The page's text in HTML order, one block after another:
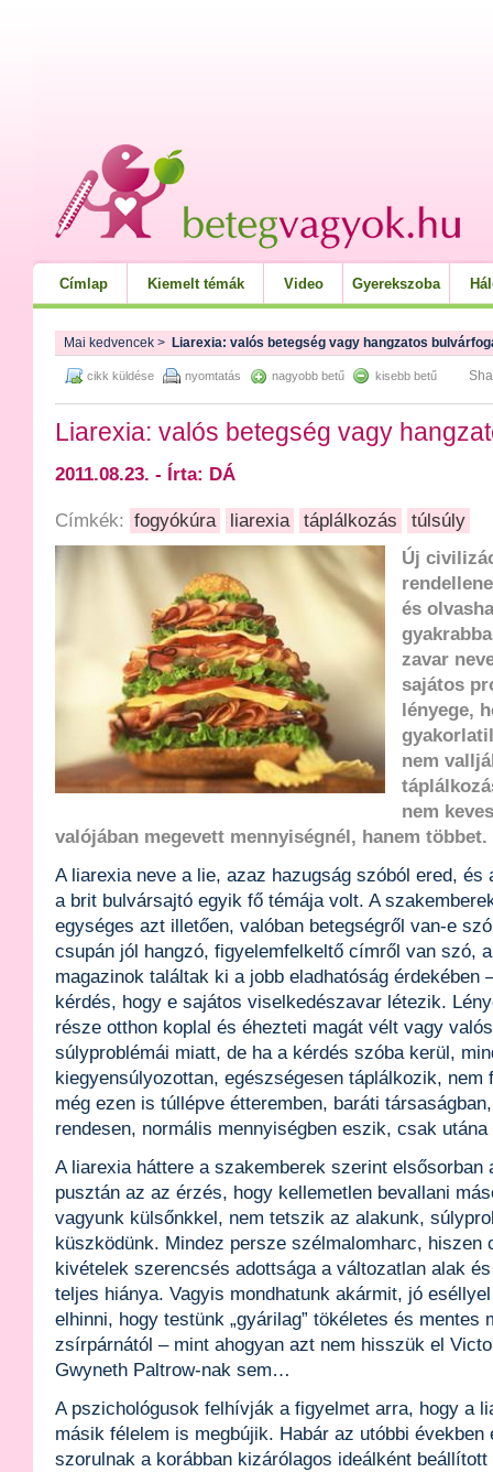
Címlap Kiemelt témák Video Gyerekszoba
Mai kedvencek > Liarexia: valós betegség vagy hangzatos
cikk küldése nyomtatás nagyobb betű kisebb betű
Liarexia: valós betegség vagy
2011.08.23. - Írta: DÁ
Címkék: fogyókúra liarexia táplálkozás
túlsúly
Új
és
zavar
sajátos
lényege,
nem
nem
valójában megevett mennyiségnél, hanem többet.
A liarexia neve a lie, azaz hazugság szóból ered, és
a brit bulvársajtó egyik fő témája volt. A
egységes azt illetően, valóban betegségről van-e
csupán jól hangzó, figyelemfelkeltő címről van szó,
magazinok találtak ki a jobb eladhatóság érdekében
kérdés, hogy e sajátos viselkedészavar létezik.
része otthon koplal és éhezteti magát vélt vagy
súlyproblémái miatt, de ha a kérdés szóba kerül,
kiegyensúlyozottan, egészségesen táplálkozik, nem
még ezen is túllépve étteremben, baráti
rendesen, normális mennyiségben eszik, csak
A liarexia háttere a szakemberek szerint elsősorban
pusztán az az érzés, hogy kellemetlen bevallani
vagyunk külsőnkkel, nem tetszik az alakunk,
küszködünk. Mindez persze szélmalomharc, hiszen
kivételek szerencsés adottsága a változatlan alak
teljes hiánya. Vagyis mondhatunk akármit, jó
elhinni, hogy testünk „gyárilag” tökéletes és mentes
zsírpárnától – mint ahogyan azt nem hisszük el
Gwyneth Paltrow-nak sem…
A pszichológusok felhívják a figyelmet arra, hogy a
másik félelem is megbújik. Habár az utóbbi években
szorulnak a korábban kizárólagos ideálként